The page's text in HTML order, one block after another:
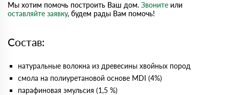
Мы хотим помочь построить Ваш дом. Звоните или
оставляйте заявку, будем рады Вам помочь!
Состав:
натуральные волокна из древесины хвойных пород
смола на полиуретановой основе MDI (4%)
парафиновая эмульсия (1,5 %)